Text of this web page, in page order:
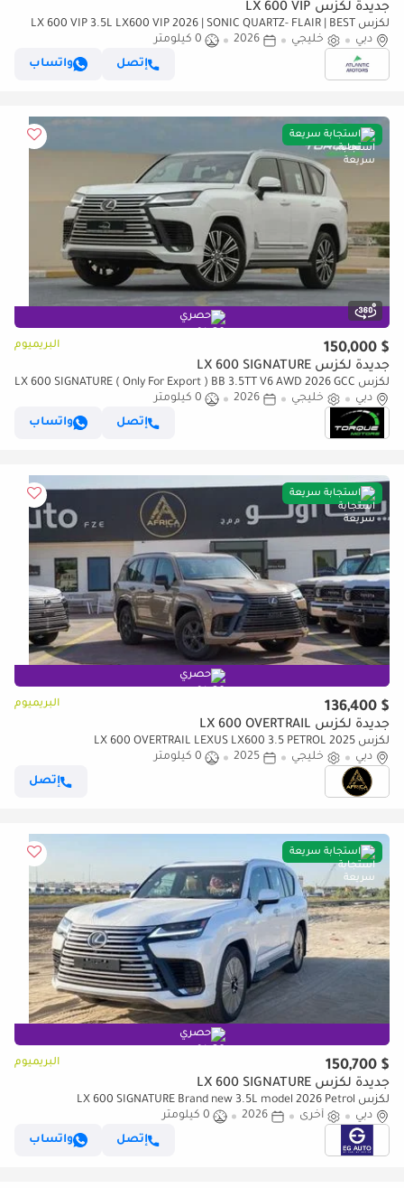
جديدة لكزس LX 600 VIP
لكزس LX 600 VIP 3.5L LX600 VIP 2026 | SONIC QUARTZ- FLAIR | BEST
EXPORT PRICE (للتصدير فقط)
دبي خليجي 2026
0 كيلومتر
إتصل
واتساب
استجابة سريعة
حصري
$ 150,000 البريميوم
جديدة لكزس LX 600 SIGNATURE
لكزس LX 600 SIGNATURE ( Only For Export ) BB 3.5TT V6 AWD 2026 GCC
BRAND NEW
دبي خليجي 2026
0 كيلومتر
إتصل
واتساب
استجابة سريعة
حصري
$ 136,400 البريميوم
جديدة لكزس LX 600 OVERTRAIL
لكزس LX 600 OVERTRAIL LEXUS LX600 3.5 PETROL 2025
دبي
خليجي 2025
0 كيلومتر
إتصل
استجابة سريعة
حصري
$ 150,700 البريميوم
جديدة لكزس LX 600 SIGNATURE
لكزس LX 600 SIGNATURE Brand new 3.5L model 2026 Petrol
دبي
أخرى 2026
0 كيلومتر
إتصل
واتساب